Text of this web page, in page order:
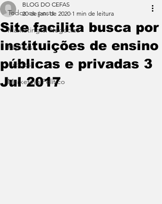
Todos os posts
Marketing & Negócios
Rápidas
Artigos
Marketing Político
Site facilita busca por
instituições de ensino
públicas e privadas 3
Jul 2017
BLOG DO CEFAS
20 de jan. de 2020 1 min de leitura